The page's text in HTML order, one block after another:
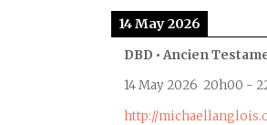
14 May 2026
DBD • Ancien
14 May 2026 20h00 -
http://